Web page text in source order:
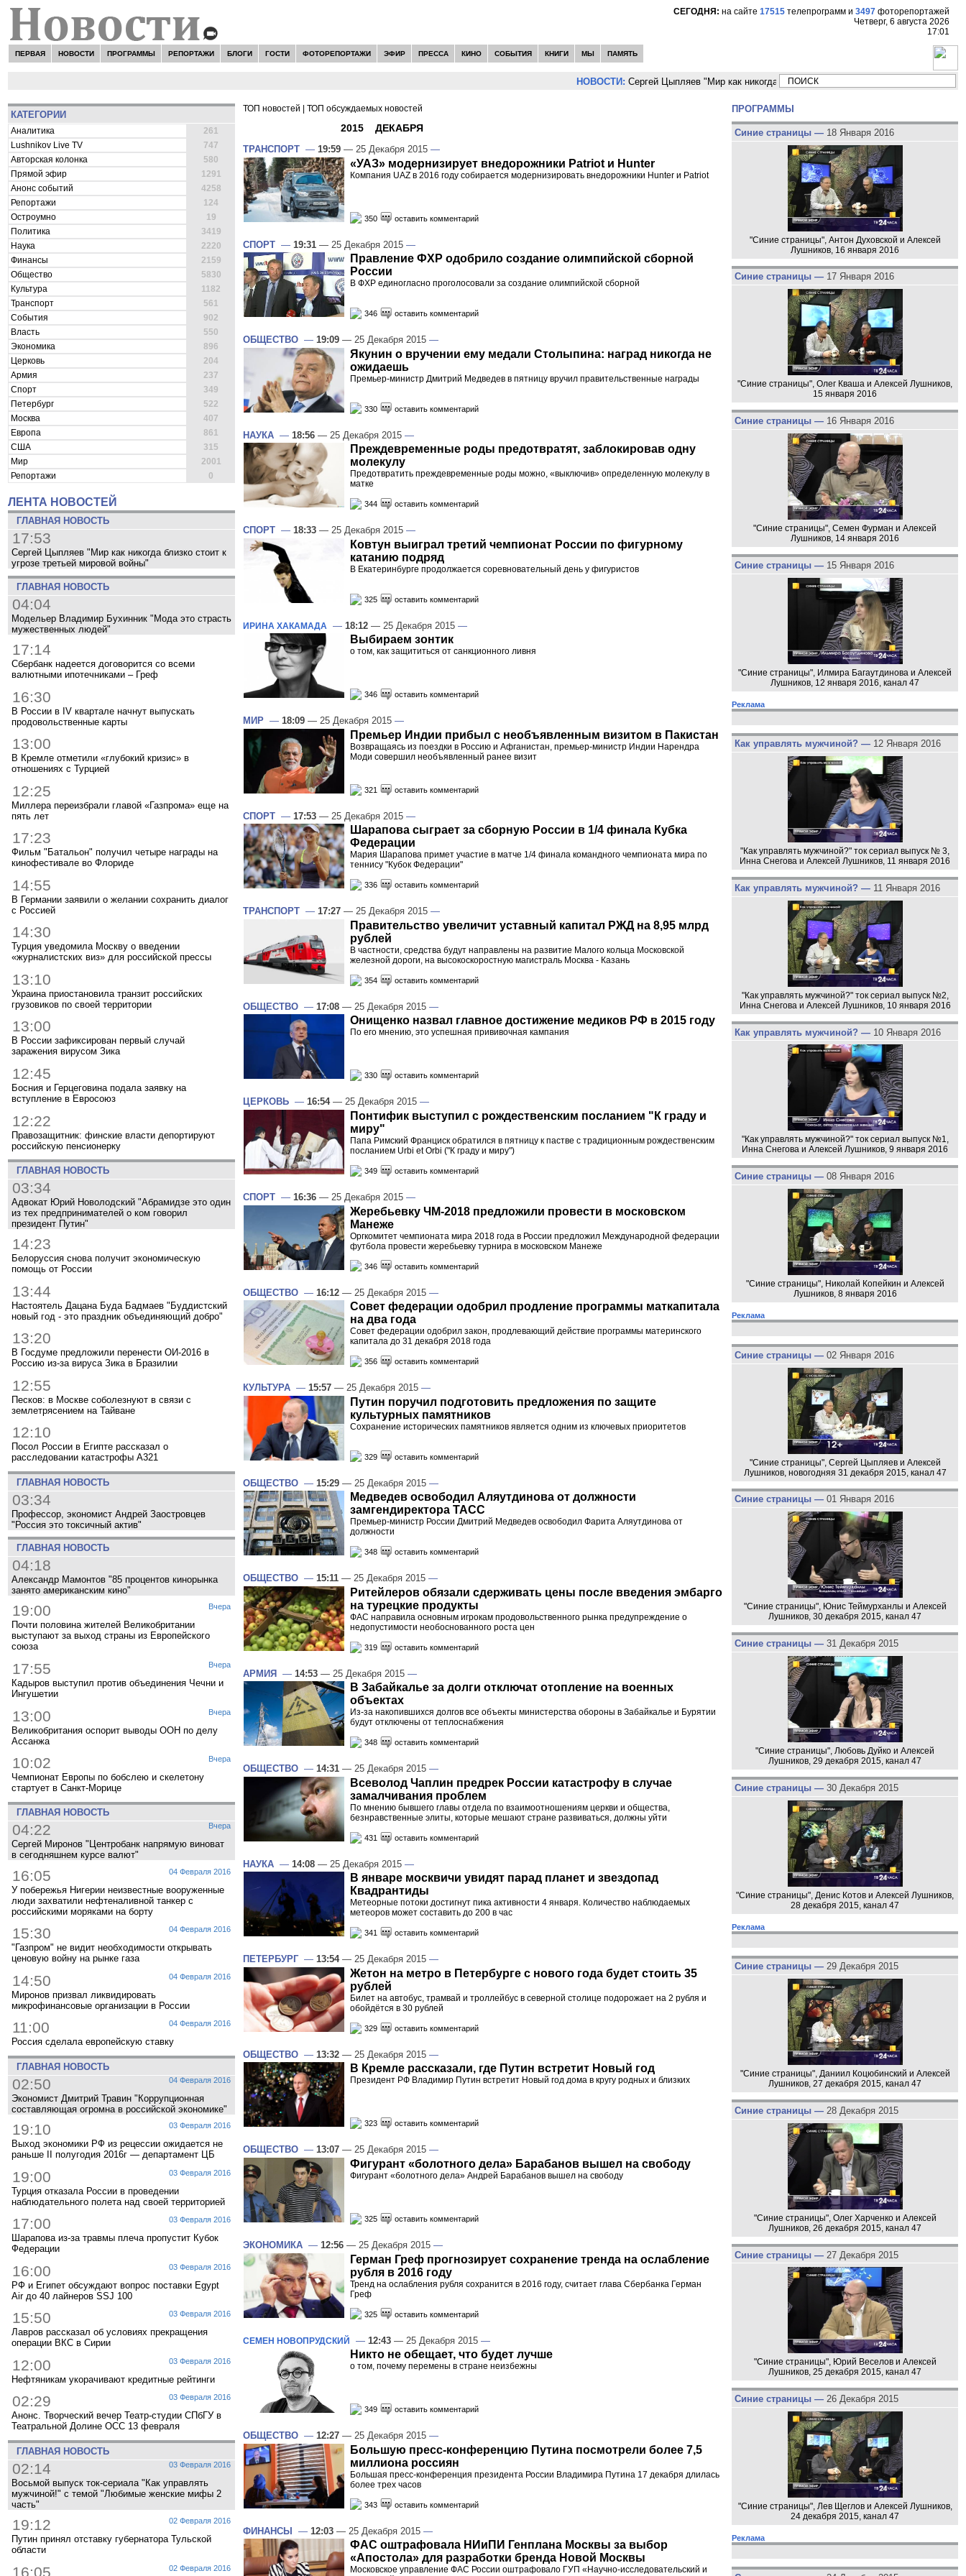
СЕГОДНЯ: на сайте 17515 телепрограмм и 3497 фоторепортажей
Четверг, 6 августа 2026
17:01
ПЕРВАЯ НОВОСТИ ПРОГРАММЫ РЕПОРТАЖИ БЛОГИ ГОСТИ ФОТОРЕПОРТАЖИ ЭФИР ПРЕССА КИНО СОБЫТИЯ КНИГИ МЫ ПАМЯТЬ
НОВОСТИ: Сергей Цыпляев "Мир как никогда близко стоит к угрозе третьей мировой войны"
КАТЕГОРИИ
Аналитика
261
Lushnikov Live TV
747
Авторская колонка
580
Прямой эфир
1291
Анонс событий
4258
Репортажи
124
Остроумно
19
Политика
3419
Наука
2220
Финансы
2159
Общество
5830
Культура
1182
Транспорт
561
События
902
Власть
550
Экономика
896
Церковь
204
Армия
237
Спорт
349
Петербург
522
Москва
407
Европа
861
США
315
Мир
2001
Репортажи
0
ЛЕНТА НОВОСТЕЙ
ГЛАВНАЯ НОВОСТЬ
17:53
Сергей Цыпляев "Мир как никогда близко стоит к
угрозе третьей мировой войны"
ГЛАВНАЯ НОВОСТЬ
04:04
Модельер Владимир Бухинник "Мода это страсть
мужественных людей"
17:14
Сбербанк надеется договорится со всеми
валютными ипотечниками – Греф
16:30
В России в IV квартале начнут выпускать
продовольственные карты
13:00
В Кремле отметили «глубокий кризис» в
отношениях с Турцией
12:25
Миллера переизбрали главой «Газпрома» еще на
пять лет
17:23
Фильм "Батальон" получил четыре награды на
кинофестивале во Флориде
14:55
В Германии заявили о желании сохранить диалог
с Россией
14:30
Турция уведомила Москву о введении
«журналистских виз» для российской прессы
13:10
Украина приостановила транзит российских
грузовиков по своей территории
13:00
В России зафиксирован первый случай
заражения вирусом Зика
12:45
Босния и Герцеговина подала заявку на
вступление в Евросоюз
12:22
Правозащитник: финские власти депортируют
российскую пенсионерку
ГЛАВНАЯ НОВОСТЬ
03:34
Адвокат Юрий Новолодский "Абрамидзе это один
из тех предпринимателей о ком говорил
президент Путин"
14:23
Белоруссия снова получит экономическую
помощь от России
13:44
Настоятель Дацана Буда Бадмаев "Буддистский
новый год - это праздник объединяющий добро"
13:20
В Госдуме предложили перенести ОИ-2016 в
Россию из-за вируса Зика в Бразилии
12:55
Песков: в Москве соболезнуют в связи с
землетрясением на Тайване
12:10
Посол России в Египте рассказал о
расследовании катастрофы A321
ГЛАВНАЯ НОВОСТЬ
03:34
Профессор, экономист Андрей Заостровцев
"Россия это токсичный актив"
ГЛАВНАЯ НОВОСТЬ
04:18
Александр Мамонтов "85 процентов кинорынка
занято американским кино"
Вчера
19:00
Почти половина жителей Великобритании
выступают за выход страны из Европейского
союза
Вчера
17:55
Кадыров выступил против объединения Чечни и
Ингушетии
Вчера
13:00
Великобритания оспорит выводы ООН по делу
Ассанжа
Вчера
10:02
Чемпионат Европы по бобслею и скелетону
стартует в Санкт-Морице
ГЛАВНАЯ НОВОСТЬ
Вчера
04:22
Сергей Миронов "Центробанк напрямую виноват
в сегодняшнем курсе валют"
04 Февраля 2016
16:05
У побережья Нигерии неизвестные вооруженные
люди захватили нефтеналивной танкер с
российскими моряками на борту
04 Февраля 2016
15:30
"Газпром" не видит необходимости открывать
ценовую войну на рынке газа
04 Февраля 2016
14:50
Миронов призвал ликвидировать
микрофинансовые организации в России
04 Февраля 2016
11:00
Россия сделала европейскую ставку
ГЛАВНАЯ НОВОСТЬ
04 Февраля 2016
02:50
Экономист Дмитрий Травин "Коррупционная
составляющая огромна в российской экономике"
03 Февраля 2016
19:10
Выход экономики РФ из рецессии ожидается не
раньше II полугодия 2016г — департамент ЦБ
03 Февраля 2016
19:00
Турция отказала России в проведении
наблюдательного полета над своей территорией
03 Февраля 2016
17:00
Шарапова из-за травмы плеча пропустит Кубок
Федерации
03 Февраля 2016
16:00
РФ и Египет обсуждают вопрос поставки Egypt
Air до 40 лайнеров SSJ 100
03 Февраля 2016
15:50
Лавров рассказал об условиях прекращения
операции ВКС в Сирии
03 Февраля 2016
12:00
Нефтяникам укорачивают кредитные рейтинги
03 Февраля 2016
02:29
Анонс. Творческий вечер Театр-студии СПбГУ в
Театральной Долине ОСС 13 февраля
ГЛАВНАЯ НОВОСТЬ
03 Февраля 2016
02:14
Восьмой выпуск ток-сериала "Как управлять
мужчиной!" с темой "Любимые женские мифы 2
часть"
02 Февраля 2016
19:12
Путин принял отставку губернатора Тульской
области
02 Февраля 2016
16:05
ТОП новостей ТОП обсуждаемых новостей
2015 ДЕКАБРЯ
ТРАНСПОРТ — 19:59 — 25 Декабря 2015 —
«УАЗ» модернизирует внедорожники Patriot и Hunter
Компания UAZ в 2016 году собирается модернизировать внедорожники Hunter и Patriot
350 оставить комментарий
СПОРТ — 19:31 — 25 Декабря 2015 —
Правление ФХР одобрило создание олимпийской сборной
России
В ФХР единогласно проголосовали за создание олимпийской сборной
346 оставить комментарий
ОБЩЕСТВО — 19:09 — 25 Декабря 2015 —
Якунин о вручении ему медали Столыпина: наград никогда не
ожидаешь
Премьер-министр Дмитрий Медведев в пятницу вручил правительственные награды
330 оставить комментарий
НАУКА — 18:56 — 25 Декабря 2015 —
Преждевременные роды предотвратят, заблокировав одну
молекулу
Предотвратить преждевременные роды можно, «выключив» определенную молекулу в
матке
344 оставить комментарий
СПОРТ — 18:33 — 25 Декабря 2015 —
Ковтун выиграл третий чемпионат России по фигурному
катанию подряд
В Екатеринбурге продолжается соревновательный день у фигуристов
325 оставить комментарий
ИРИНА ХАКАМАДА — 18:12 — 25 Декабря 2015 —
Выбираем зонтик
о том, как защититься от санкционного ливня
346 оставить комментарий
МИР — 18:09 — 25 Декабря 2015 —
Премьер Индии прибыл с необъявленным визитом в Пакистан
Возвращаясь из поездки в Россию и Афганистан, премьер-министр Индии Нарендра
Моди совершил необъявленный ранее визит
321 оставить комментарий
СПОРТ — 17:53 — 25 Декабря 2015 —
Шарапова сыграет за сборную России в 1/4 финала Кубка
Федерации
Мария Шарапова примет участие в матче 1/4 финала командного чемпионата мира по
теннису "Кубок Федерации"
336 оставить комментарий
ТРАНСПОРТ — 17:27 — 25 Декабря 2015 —
Правительство увеличит уставный капитал РЖД на 8,95 млрд
рублей
В частности, средства будут направлены на развитие Малого кольца Московской
железной дороги, на высокоскоростную магистраль Москва - Казань
354 оставить комментарий
ОБЩЕСТВО — 17:08 — 25 Декабря 2015 —
Онищенко назвал главное достижение медиков РФ в 2015 году
По его мнению, это успешная прививочная кампания
330 оставить комментарий
ЦЕРКОВЬ — 16:54— 25 Декабря 2015 —
Понтифик выступил с рождественским посланием "К граду и
миру"
Папа Римский Франциск обратился в пятницу к пастве с традиционным рождественским
посланием Urbi et Orbi ("К граду и миру")
349 оставить комментарий
СПОРТ — 16:36 — 25 Декабря 2015 —
Жеребьевку ЧМ-2018 предложили провести в московском
Манеже
Оргкомитет чемпионата мира 2018 года в России предложил Международной федерации
футбола провести жеребьевку турнира в московском Манеже
346 оставить комментарий
ОБЩЕСТВО — 16:12 — 25 Декабря 2015 —
Совет федерации одобрил продление программы маткапитала
на два года
Совет федерации одобрил закон, продлевающий действие программы материнского
капитала до 31 декабря 2018 года
356 оставить комментарий
КУЛЬТУРА — 15:57 — 25 Декабря 2015 —
Путин поручил подготовить предложения по защите
культурных памятников
Сохранение исторических памятников является одним из ключевых приоритетов
329 оставить комментарий
ОБЩЕСТВО — 15:29 — 25 Декабря 2015 —
Медведев освободил Аляутдинова от должности
замгендиректора ТАСС
Премьер-министр России Дмитрий Медведев освободил Фарита Аляутдинова от
должности
348 оставить комментарий
ОБЩЕСТВО — 15:11 — 25 Декабря 2015 —
Ритейлеров обязали сдерживать цены после введения эмбарго
на турецкие продукты
ФАС направила основным игрокам продовольственного рынка предупреждение о
недопустимости необоснованного роста цен
319 оставить комментарий
АРМИЯ — 14:53 — 25 Декабря 2015 —
В Забайкалье за долги отключат отопление на военных
объектах
Из-за накопившихся долгов все объекты министерства обороны в Забайкалье и Бурятии
будут отключены от теплоснабжения
348 оставить комментарий
ОБЩЕСТВО — 14:31 — 25 Декабря 2015 —
Всеволод Чаплин предрек России катастрофу в случае
замалчивания проблем
По мнению бывшего главы отдела по взаимоотношениям церкви и общества,
безнравственные элиты, которые мешают стране развиваться, должны уйти
431 оставить комментарий
НАУКА — 14:08 — 25 Декабря 2015 —
В январе москвичи увидят парад планет и звездопад
Квадрантиды
Метеорные потоки достигнут пика активности 4 января. Количество наблюдаемых
метеоров может составить до 200 в час
341 оставить комментарий
ПЕТЕРБУРГ — 13:54— 25 Декабря 2015 —
Жетон на метро в Петербурге с нового года будет стоить 35
рублей
Билет на автобус, трамвай и троллейбус в северной столице подорожает на 2 рубля и
обойдётся в 30 рублей
329 оставить комментарий
ОБЩЕСТВО — 13:32 — 25 Декабря 2015 —
В Кремле рассказали, где Путин встретит Новый год
Президент РФ Владимир Путин встретит Новый год дома в кругу родных и близких
323 оставить комментарий
ОБЩЕСТВО — 13:07 — 25 Декабря 2015 —
Фигурант «болотного дела» Барабанов вышел на свободу
Фигурант «болотного дела» Андрей Барабанов вышел на свободу
325 оставить комментарий
ЭКОНОМИКА — 12:56 — 25 Декабря 2015 —
Герман Греф прогнозирует сохранение тренда на ослабление
рубля в 2016 году
Тренд на ослабления рубля сохранится в 2016 году, считает глава Сбербанка Герман
Греф
325 оставить комментарий
СЕМЕН НОВОПРУДСКИЙ — 12:43 — 25 Декабря 2015 —
Никто не обещает, что будет лучше
о том, почему перемены в стране неизбежны
349 оставить комментарий
ОБЩЕСТВО — 12:27 — 25 Декабря 2015 —
Большую пресс-конференцию Путина посмотрели более 7,5
миллиона россиян
Большая пресс-конференция президента России Владимира Путина 17 декабря длилась
более трех часов
343 оставить комментарий
ФИНАНСЫ — 12:03 — 25 Декабря 2015 —
ФАС оштрафовала НИиПИ Генплана Москвы за выбор
«Апостола» для разработки бренда Новой Москвы
Московское управление ФАС России оштрафовало ГУП «Научно-исследовательский и
ПРОГРАММЫ
Синие страницы — 18 Января 2016
"Синие страницы", Антон Духовской и Алексей
Лушников, 16 января 2016
Синие страницы — 17 Января 2016
"Синие страницы", Олег Кваша и Алексей Лушников,
15 января 2016
Синие страницы — 16 Января 2016
"Синие страницы", Семен Фурман и Алексей
Лушников, 14 января 2016
Синие страницы — 15 Января 2016
"Синие страницы", Илмира Багаутдинова и Алексей
Лушников, 12 января 2016, канал 47
Реклама
Как управлять мужчиной? — 12 Января 2016
"Как управлять мужчиной?" ток сериал выпуск № 3,
Инна Снегова и Алексей Лушников, 11 января 2016
Как управлять мужчиной? — 11 Января 2016
"Как управлять мужчиной?" ток сериал выпуск №2,
Инна Снегова и Алексей Лушников, 10 января 2016
Как управлять мужчиной? — 10 Января 2016
"Как управлять мужчиной?" ток сериал выпуск №1,
Инна Снегова и Алексей Лушников, 9 января 2016
Синие страницы — 08 Января 2016
"Синие страницы", Николай Копейкин и Алексей
Лушников, 8 января 2016
Реклама
Синие страницы — 02 Января 2016
"Синие страницы", Сергей Цыпляев и Алексей
Лушников, новогодняя 31 декабря 2015, канал 47
Синие страницы — 01 Января 2016
"Синие страницы", Юнис Теймурханлы и Алексей
Лушников, 30 декабря 2015, канал 47
Синие страницы — 31 Декабря 2015
"Синие страницы", Любовь Дуйко и Алексей
Лушников, 29 декабря 2015, канал 47
Синие страницы — 30 Декабря 2015
"Синие страницы", Денис Котов и Алексей Лушников,
28 декабря 2015, канал 47
Реклама
Синие страницы — 29 Декабря 2015
"Синие страницы", Даниил Коцюбинский и Алексей
Лушников, 27 декабря 2015, канал 47
Синие страницы — 28 Декабря 2015
"Синие страницы", Олег Харченко и Алексей
Лушников, 26 декабря 2015, канал 47
Синие страницы — 27 Декабря 2015
"Синие страницы", Юрий Веселов и Алексей
Лушников, 25 декабря 2015, канал 47
Синие страницы — 26 Декабря 2015
"Синие страницы", Лев Щеглов и Алексей Лушников,
24 декабря 2015, канал 47
Реклама